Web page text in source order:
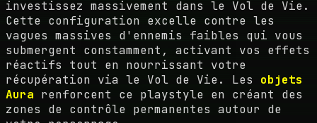
investissez massivement dans le Vol de Vie.
Cette configuration excelle contre les
vagues massives d'ennemis faibles qui vous
submergent constamment, activant vos effets
réactifs tout en nourrissant votre
récupération via le Vol de Vie. Les objets
Aura renforcent ce playstyle en créant des
zones de contrôle permanentes autour de